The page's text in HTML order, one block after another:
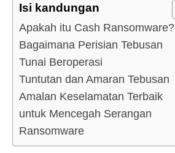
Isi kandungan
Apakah itu Cash Ransomware?
Bagaimana Perisian Tebusan
Tunai Beroperasi
Tuntutan dan Amaran Tebusan
Amalan Keselamatan Terbaik
untuk Mencegah Serangan
Ransomware